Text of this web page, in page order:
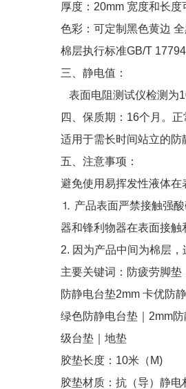
厚度：20mm 宽度和长度
色彩：可定制黑色黄边
棉层执行标准GB/T
三、静电值：
表面电阻测试仪检测为
四、保质期：16个月。
适用于需长时间站立的防
五、注意事项：
避免使用易挥发性液体在
⒈ 产品表面严禁接触强
器和锋利物器在表面接触
2. 因为产品中间为棉层，
主要关键词：防疲劳脚
防静电台垫2mm 卡优防
绿色防静电台垫｜2mm
级台垫｜地垫
胶垫长度：10米（M)
胶垫材质：抗（导）静